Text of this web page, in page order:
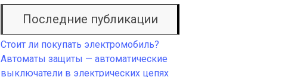
Последние публикации
Стоит ли покупать электромобиль?
Автоматы защиты — автоматические
выключатели в электрических цепях